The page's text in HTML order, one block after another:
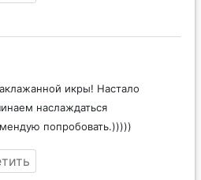
икры! Настало
наслаждаться
попробовать.)))))